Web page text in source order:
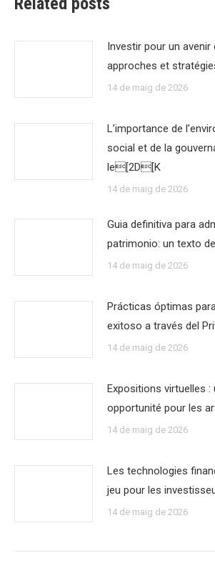
Investir pour un avenir
approches et
14 de maig de 2026
L’importance de
social et de la
le[2D[K
14 de maig de 2026
Guia definitiva para
patrimonio: un texto
14 de maig de 2026
Prácticas óptimas
exitoso a través del
14 de maig de 2026
Expositions virtuelles :
opportunité pour les
14 de maig de 2026
Les technologies
jeu pour les
14 de maig de 2026